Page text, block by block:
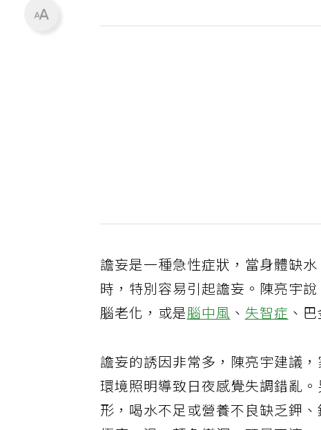
譫妄是一種急性症狀，當身體缺
時，特別容易引起譫妄。陳亮宇
腦老化，或是腦中風 、失智症 、
譫妄的誘因非常多，陳亮宇建議
環境照明導致日夜感覺失調錯亂
形，喝水不足或營養不良缺乏鉀